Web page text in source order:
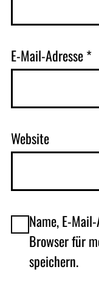
E-Mail-Adresse*
Website
Name, E-
Browser für
speichern.